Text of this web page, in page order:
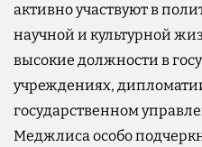
активно участвуют в
научной и культурной
высокие должности в
учреждениях,
государственном
Меджлиса особо